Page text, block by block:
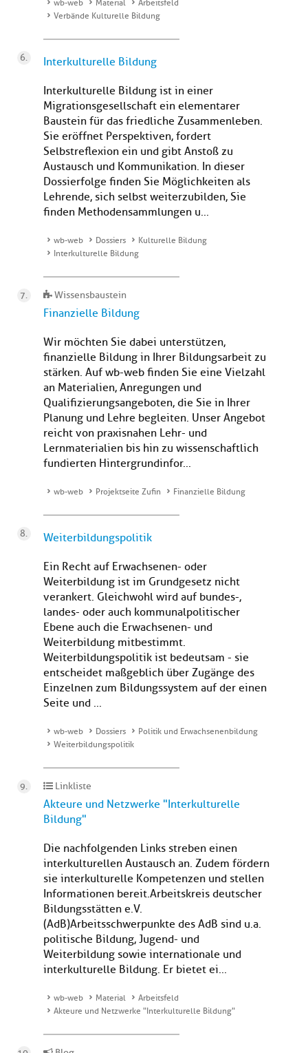
wb-web Material
Arbeitsfeld
Verbände Kulturelle Bildung
Interkulturelle Bildung
Interkulturelle Bildung ist in einer
Migrationsgesellschaft ein elementarer
Baustein für das friedliche Zusammenleben.
Sie eröffnet Perspektiven, fordert
Selbstreflexion ein und gibt Anstoß zu
Austausch und Kommunikation. In dieser
Dossierfolge finden Sie Möglichkeiten als
Lehrende, sich selbst weiterzubilden, Sie
finden Methodensammlungen u...
wb-web Dossiers
Kulturelle Bildung
Interkulturelle Bildung
Wissensbaustein
Finanzielle Bildung
Wir möchten Sie dabei unterstützen,
finanzielle Bildung in Ihrer Bildungsarbeit zu
stärken. Auf wb-web finden Sie eine Vielzahl
an Materialien, Anregungen und
Qualifizierungsangeboten, die Sie in Ihrer
Planung und Lehre begleiten. Unser Angebot
reicht von praxisnahen Lehr- und
Lernmaterialien bis hin zu wissenschaftlich
fundierten Hintergrundinfor...
wb-web Projektseite Zufin Finanzielle Bildung
Weiterbildungspolitik
Ein Recht auf Erwachsenen- oder
Weiterbildung ist im Grundgesetz nicht
verankert. Gleichwohl wird auf bundes-,
landes- oder auch kommunalpolitischer
Ebene auch die Erwachsenen- und
Weiterbildung mitbestimmt.
Weiterbildungspolitik ist bedeutsam - sie
entscheidet maßgeblich über Zugänge des
Einzelnen zum Bildungssystem auf der einen
Seite und ...
wb-web Dossiers
Politik und Erwachsenenbildung
Weiterbildungspolitik
Linkliste
Akteure und Netzwerke "Interkulturelle
Bildung"
Die nachfolgenden Links streben einen
interkulturellen Austausch an. Zudem fördern
sie interkulturelle Kompetenzen und stellen
Informationen bereit. Arbeitskreis deutscher
Bildungsstätten e.V.
(AdB)Arbeitsschwerpunkte des AdB sind u.a.
politische Bildung, Jugend- und
Weiterbildung sowie internationale und
interkulturelle Bildung. Er bietet ei...
wb-web Material
Arbeitsfeld
Akteure und Netzwerke "Interkulturelle Bildung"